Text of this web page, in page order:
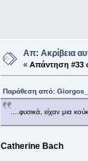
Απ: Ακρίβεια
« Απάντηση #33
Παράθεση από:
....φυσικά, είχαν μια
Catherine Bach